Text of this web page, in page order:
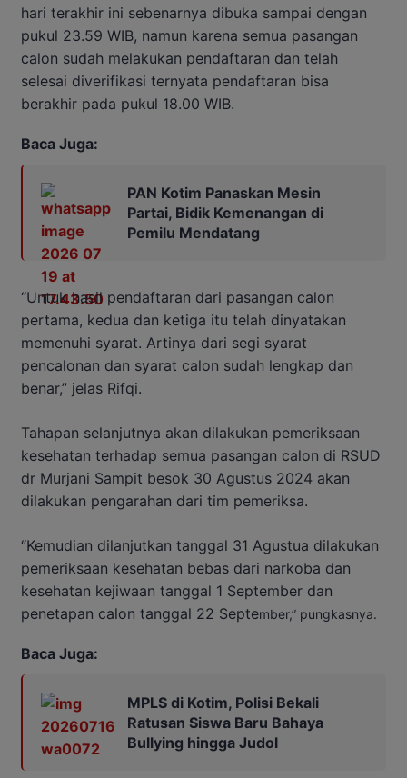
hari terakhir ini sebenarnya dibuka sampai dengan
pukul 23.59 WIB, namun karena semua pasangan
calon sudah melakukan pendaftaran dan telah
selesai diverifikasi ternyata pendaftaran bisa
berakhir pada pukul 18.00 WIB.
Baca Juga:
PAN Kotim Panaskan Mesin
Partai, Bidik Kemenangan di
Pemilu Mendatang
“Untuk hasil pendaftaran dari pasangan calon
pertama, kedua dan ketiga itu telah dinyatakan
memenuhi syarat. Artinya dari segi syarat
pencalonan dan syarat calon sudah lengkap dan
benar,” jelas Rifqi.
Tahapan selanjutnya akan dilakukan pemeriksaan
kesehatan terhadap semua pasangan calon di RSUD
dr Murjani Sampit besok 30 Agustus 2024 akan
dilakukan pengarahan dari tim pemeriksa.
“Kemudian dilanjutkan tanggal 31 Agustua dilakukan
pemeriksaan kesehatan bebas dari narkoba dan
kesehatan kejiwaan tanggal 1 September dan
penetapan calon tanggal 22 September,” pungkasnya.
Baca Juga:
MPLS di Kotim, Polisi Bekali
Ratusan Siswa Baru Bahaya
Bullying hingga Judol